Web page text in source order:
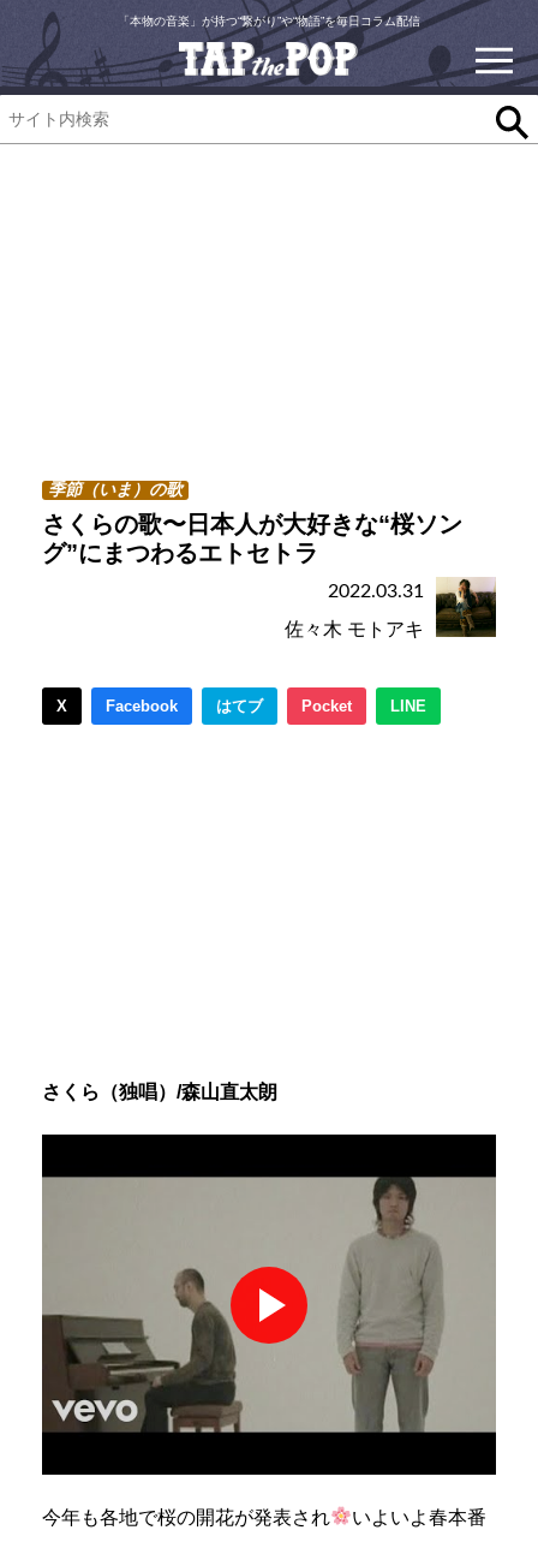
「本物の音楽」が持つ“繋がり”や“物語”を毎日コラム配信
季節（いま）の歌
さくらの歌〜日本人が大好きな“桜ソン
グ”にまつわるエトセトラ
2022.03.31
佐々木 モトアキ
X Facebook はてブ Pocket LINE
さくら（独唱）/森山直太朗
今年も各地で桜の開花が発表され
いよいよ春本番